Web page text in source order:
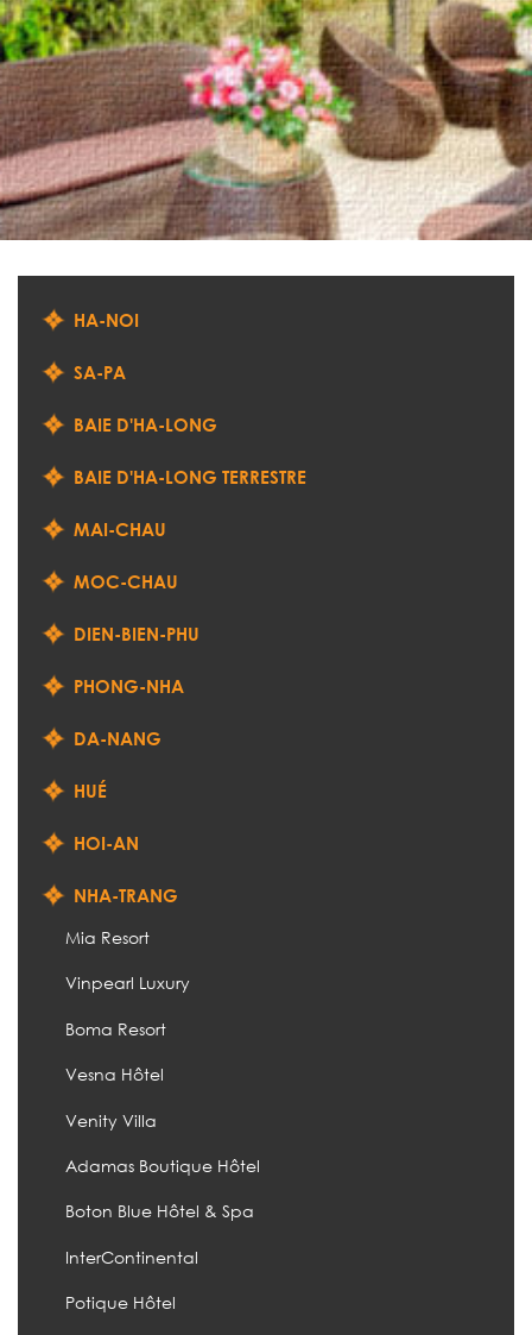
HA-NOI
SA-PA
BAIE D'HA-LONG
BAIE D'HA-LONG TERRESTRE
MAI-CHAU
MOC-CHAU
DIEN-BIEN-PHU
PHONG-NHA
DA-NANG
HUÉ
HOI-AN
NHA-TRANG
Mia Resort
Vinpearl Luxury
Boma Resort
Vesna Hôtel
Venity Villa
Adamas Boutique Hôtel
Boton Blue Hôtel & Spa
InterContinental
Potique Hôtel